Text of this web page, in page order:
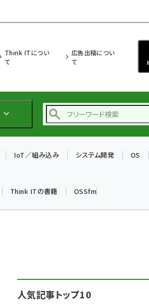
Think ITについ
て
広告出稿につい
て
仲間と築いた勝利の
drupal (1947)
genai (1477)
IoT／組み込み システム開発 OS
Think ITの書籍 OSSfm
人気記事トップ10